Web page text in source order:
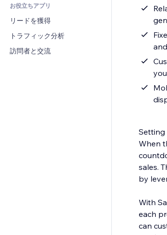
天気
チャート・テーブル
CRM
お役立ちアプリ
リードを獲得
トラフィック分析
訪問者と交流
Setting
When
sales.
by
With
each
can